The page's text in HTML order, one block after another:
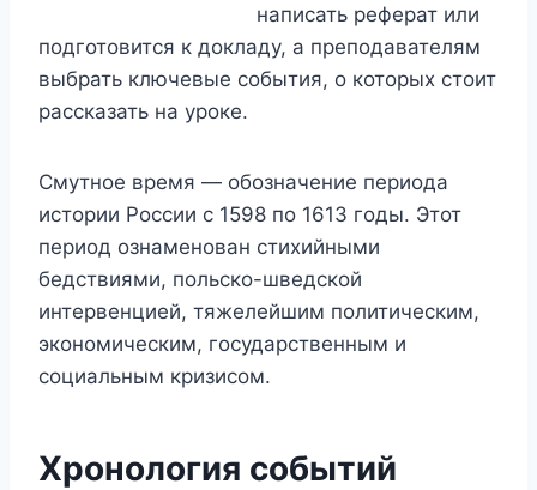
написать реферат или
подготовится к докладу, а преподавателям
выбрать ключевые события, о которых стоит
рассказать на уроке.
Смутное время — обозначение периода
истории России с 1598 по 1613 годы. Этот
период ознаменован стихийными
бедствиями, польско-шведской
интервенцией, тяжелейшим политическим,
экономическим, государственным и
социальным кризисом.
Хронология событий